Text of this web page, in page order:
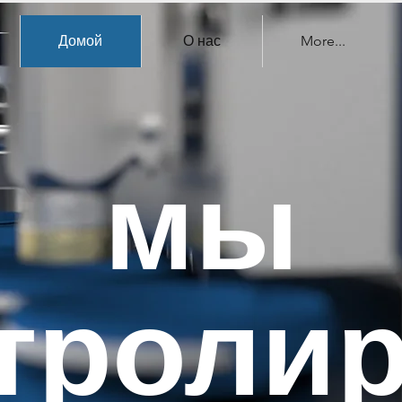
Домой О нас More...
мы